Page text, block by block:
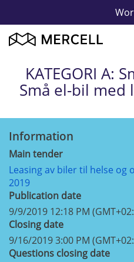
KATEGORI A:
Små el-bil med
Information
Main tender
Leasing av biler til helse og
2019
Publication date
9/9/2019 12:18 PM
Closing date
9/16/2019 3:00 PM
Questions closing date